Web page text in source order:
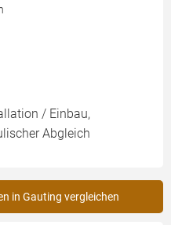
/ Einbau,
Abgleich
in Gauting vergleichen